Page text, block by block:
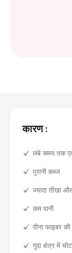
कारण :
लंबे समय तक
पुरानी कब्ज
ज्यादा तीखा
कम पानी
पीना फाइबर
गुदा क्षेत्र में चोट